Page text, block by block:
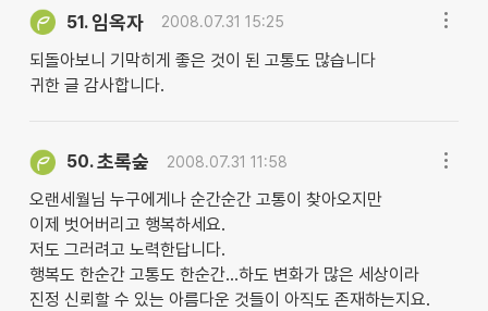
51. 임옥자 2008.07.31 15:25
되돌아보니 기막히게 좋은 것이 된 고통도 많습니다
귀한 글 감사합니다.
50.초록숲 2008.07.31 11:58
오랜세월님 누구에게나 순간순간 고통이 찾아오지만
이제 벗어버리고 행복하세요.
저도 그러려고 노력한답니다.
행복도 한순간 고통도 한순간...하도 변화가 많은 세상이라
진정 신뢰할 수 있는 아름다운 것들이 아직도 존재하는지요.